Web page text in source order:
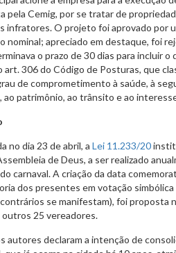
pela Cemig, por se tratar de
infratores. O projeto foi aprovado por
nominal; apreciado em destaque, foi
o prazo de 30 dias para incluir
art. 306 do Código de Posturas, que
de comprometimento à saúde, à
ao patrimônio, ao trânsito e ao
no dia 23 de abril, a Lei 11.233/20
de Deus, a ser realizado
carnaval. A criação da data
dos presentes em votação
se manifestam), foi proposta
outros 25 vereadores.
autores declaram a intenção de